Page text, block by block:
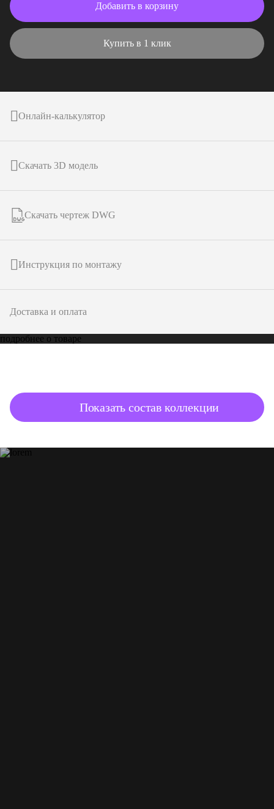
Добавить в корзину
Купить в 1 клик
Онлайн-калькулятор
Скачать 3D модель
Скачать чертеж DWG
Инструкция по монтажу
Доставка и оплата
подробнее о товаре
Показать состав коллекции